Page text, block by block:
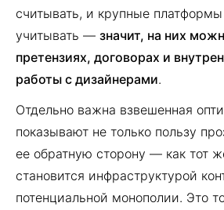
считывать, и крупные
учитывать — значит, на них
претензиях, договорах и
работы с дизайнерами.
Отдельно важна взвешенная
показывают не только пользу
ее обратную сторону — как тот
становится инфраструктурой
потенциальной монополии. Это